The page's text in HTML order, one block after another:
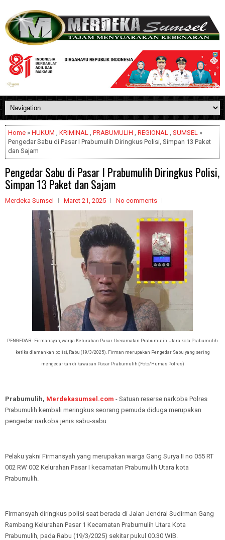
Home » HUKUM , KRIMINAL , PRABUMULIH , REGIONAL , SUMSEL »
Pengedar Sabu di Pasar I Prabumulih Diringkus Polisi, Simpan 13 Paket
dan Sajam
Pengedar Sabu di Pasar I Prabumulih Diringkus Polisi,
Simpan 13 Paket dan Sajam
Merdeka Sumsel Maret 21, 2025 No comments
PENGEDAR - Firmansyah, warga Kelurahan Pasar I kecamatan Prabumulih Utara kota Prabumulih
ketika diamankan polisi, Rabu (19/3/2025). Firman merupakan Pengedar Sabu yang sering
mengedarkan di kawasan Pasar Prabumulih.(Foto/Humas Polres)
Prabumulih, Merdekasumsel.com - Satuan reserse narkoba Polres
Prabumulih kembali meringkus seorang pemuda diduga merupakan
pengedar narkoba jenis sabu-sabu.
Pelaku yakni Firmansyah yang merupakan warga Gang Surya II no 055 RT
002 RW 002 Kelurahan Pasar I kecamatan Prabumulih Utara kota
Prabumulih.
Firmansyah diringkus polisi saat berada di Jalan Jendral Sudirman Gang
Rambang Kelurahan Pasar 1 Kecamatan Prabumulih Utara Kota
Prabumulih, pada Rabu (19/3/2025) sekitar pukul 00.30 WIB.